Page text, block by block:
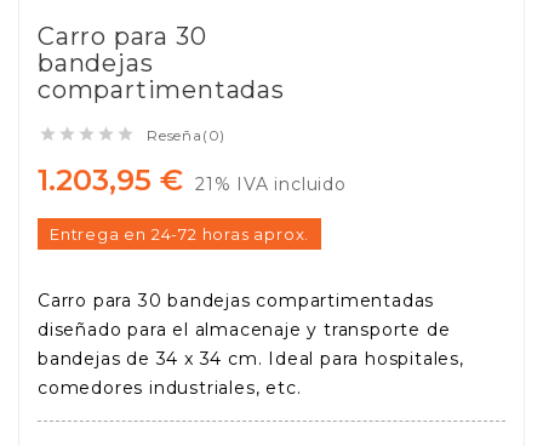
Carro para 30
bandejas
compartimentadas
     Reseña(0)
1.203,95 € 21% IVA incluido
Entrega en 24-72 horas aprox.
Carro para 30 bandejas compartimentadas
diseñado para el almacenaje y transporte de
bandejas de 34 x 34 cm. Ideal para hospitales,
comedores industriales, etc.